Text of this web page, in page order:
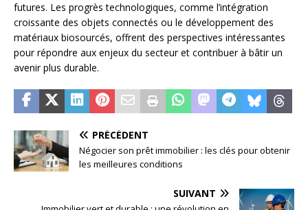
futures. Les progrès technologiques, comme l’intégration
croissante des objets connectés ou le développement des
matériaux biosourcés, offrent des perspectives intéressantes
pour répondre aux enjeux du secteur et contribuer à bâtir un
avenir plus durable.
PRÉCÉDENT
Négocier son prêt immobilier : les clés pour obtenir
les meilleures conditions
SUIVANT